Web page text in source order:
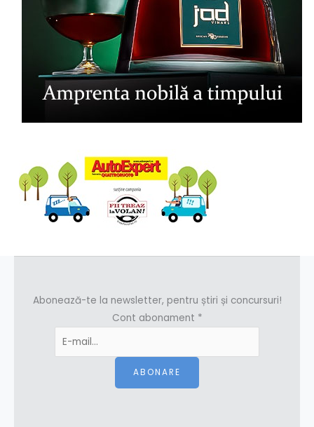
Abonează-te la newsletter, pentru știri și concursuri!
Cont abonament *
ABONARE